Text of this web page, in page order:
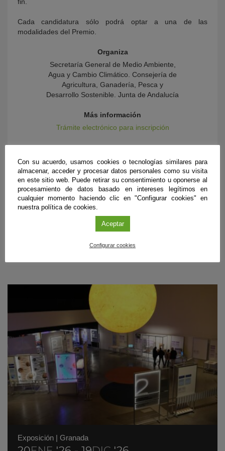
fin.
Cada candidatura sólo podrá optar a una de las
modalidades del Premio.
Organiza
Secretaría General de Medio Ambiente,
Agua y Cambio Climático. Consejería de
Agricultura, Ganadería, Pesca y
Desarrollo Sostenible. Junta de Andalucía
Más información
Trámite electrónico para inscripción
PRÓXIMOS EVENTOS
Exposición | Granada
Con su acuerdo, usamos cookies o tecnologías similares para
almacenar, acceder y procesar datos personales como su visita
en este sitio web. Puede retirar su consentimiento u oponerse al
procesamiento de datos basado en intereses legítimos en
cualquier momento haciendo clic en "Configurar cookies" en
nuestra política de cookies.
Aceptar
Configurar cookies